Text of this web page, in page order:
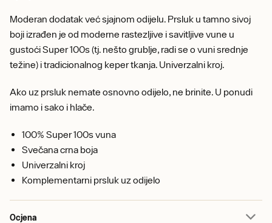
Moderan dodatak već sjajnom odijelu. Prsluk u tamno sivoj
boji izrađen je od moderne rastezljive i savitljive vune u
gustoći Super 100s (tj. nešto grublje, radi se o vuni srednje
težine) i tradicionalnog keper tkanja. Univerzalni kroj.
Ako uz prsluk nemate osnovno odijelo, ne brinite. U ponudi
imamo i sako i hlače.
100% Super 100s vuna
Svečana crna boja
Univerzalni kroj
Komplementarni prsluk uz odijelo
Ocjena